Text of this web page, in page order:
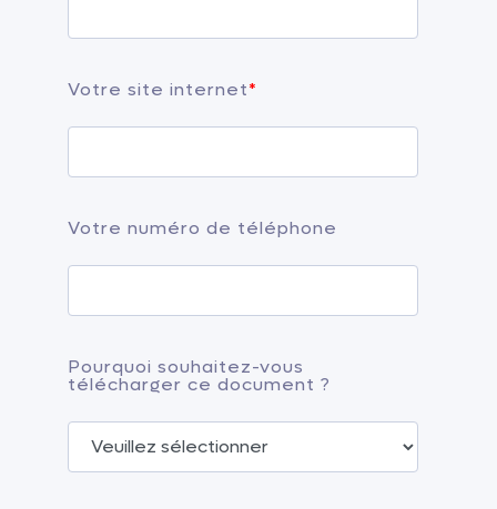
Votre site internet*
Votre numéro de téléphone
Pourquoi souhaitez-vous
télécharger ce document ?